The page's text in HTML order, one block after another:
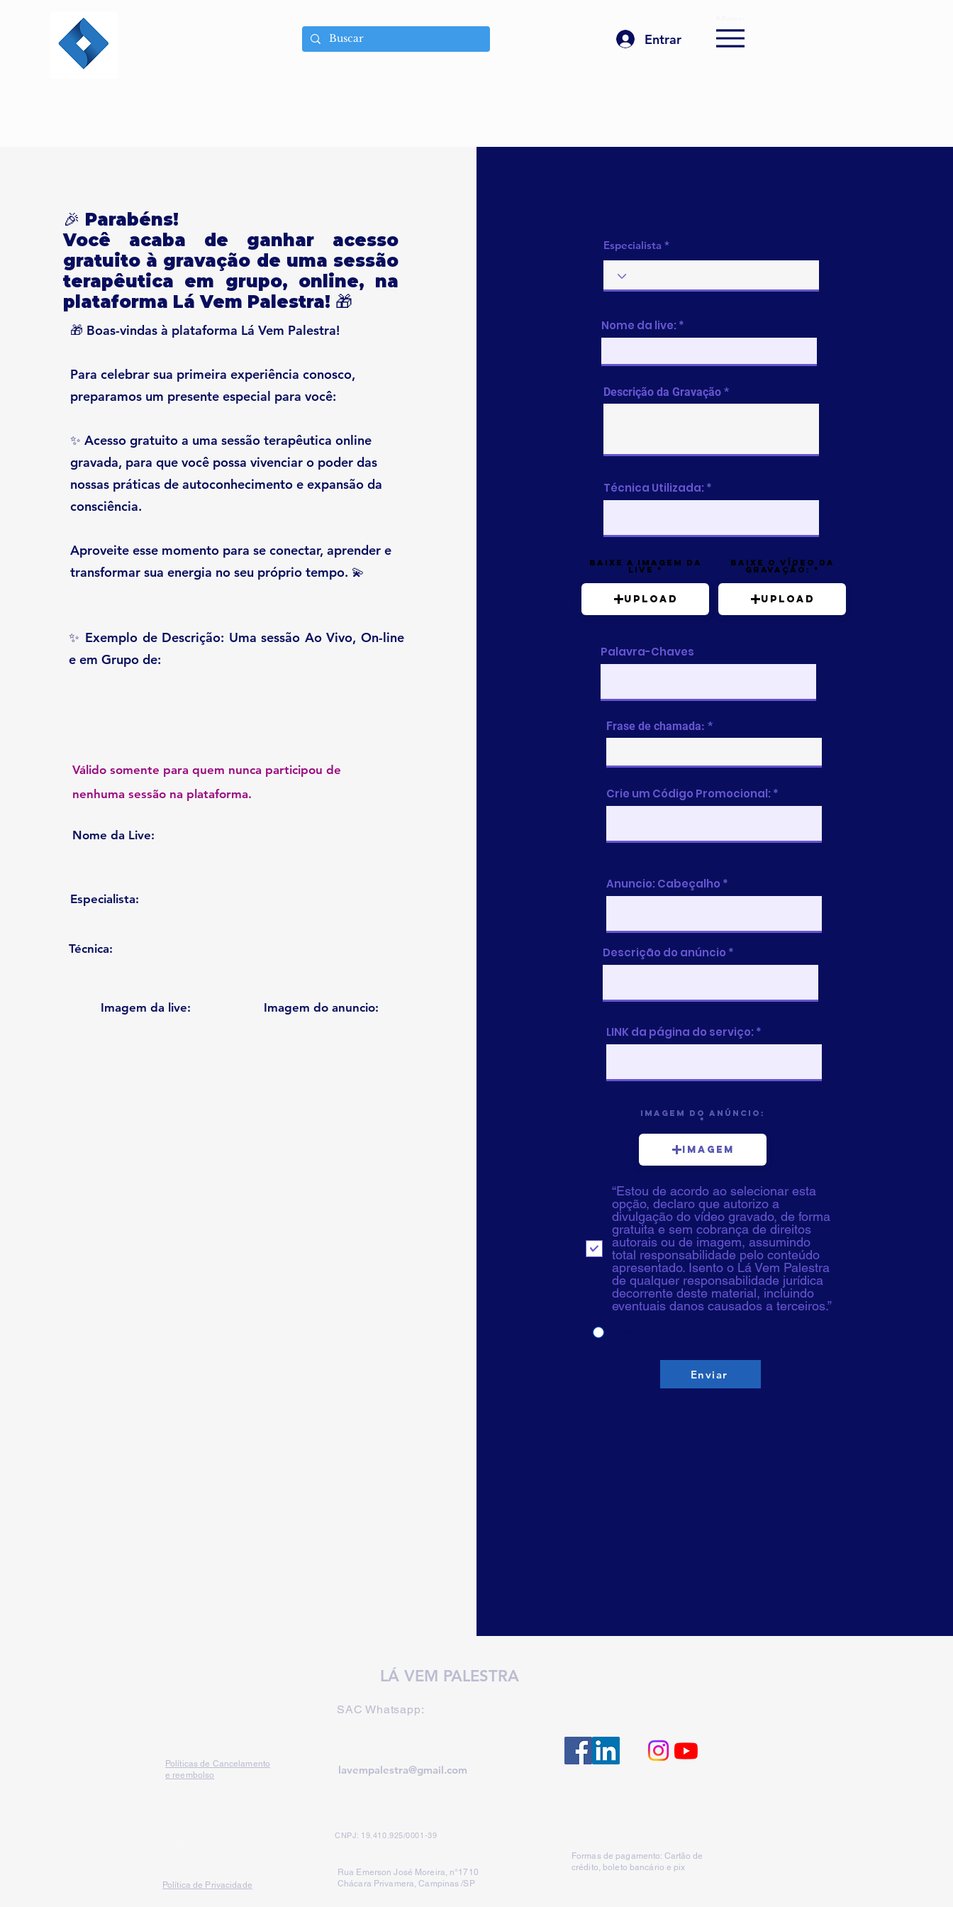
Entrar
🎉 Parabéns!
Você acaba de ganhar acesso
gratuito à gravação de uma sessão
terapêutica em grupo, online, na
plataforma Lá Vem Palestra! 🎁
🎁 Boas-vindas à plataforma Lá Vem Palestra!
Para celebrar sua primeira experiência conosco,
preparamos um presente especial para você:
✨ Acesso gratuito a uma sessão terapêutica online
gravada, para que você possa vivenciar o poder das
nossas práticas de autoconhecimento e expansão da
consciência.
Aproveite esse momento para se conectar, aprender e
transformar sua energia no seu próprio tempo. 💫
✨ Exemplo de Descrição: Uma sessão Ao Vivo, On-line
e em Grupo de:
Válido somente para quem nunca participou de
nenhuma sessão na plataforma.
Nome da Live:
Especialista:
Técnica:
Imagem da live: Imagem do anuncio:
Especialista
Nome da live:
Descrição da Gravação
Técnica Utilizada:
Baixe a imagem da
live
Upload
Baixe o vídeo da
gravação:
Upload
Palavra-Chaves
Frase de chamada:
Crie um Código Promocional:
Anuncio: Cabeçalho
Descrição do anúncio
LINK da página do serviço:
Imagem do Anúncio:
Imagem
“Estou de acordo ao selecionar esta
opção, declaro que autorizo a
divulgação do vídeo gravado, de forma
gratuita e sem cobrança de direitos
autorais ou de imagem, assumindo
total responsabilidade pelo conteúdo
apresentado. Isento o Lá Vem Palestra
de qualquer responsabilidade jurídica
decorrente deste material, incluindo
eventuais danos causados a terceiros.”
Enviar
LÁ VEM PALESTRA
Políticas de Cancelamento
e reembolso
SAC Whatsapp:
lavempalestra@gmail.com
Política de Privacidade
CNPJ: 19.410.925/0001-39
Rua Emerson José Moreira, n°1710
Chácara Privamera, Campinas /SP
Formas de pagamento: Cartão de
crédito, boleto bancário e pix